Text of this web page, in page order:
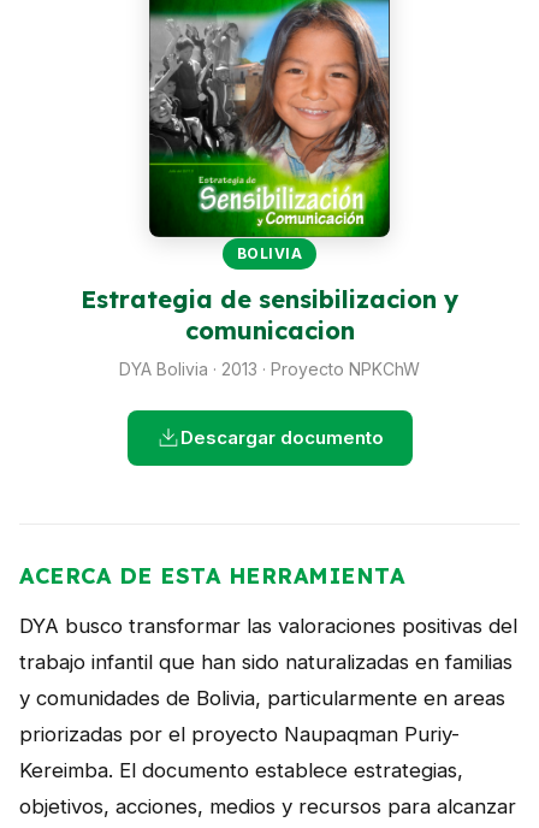
En Argentina
Caja de Herramientas
Transparencia
NOTICIAS
English
BOLIVIA
Estrategia de sensibilizacion y
comunicacion
DYA Bolivia · 2013 · Proyecto NPKChW
Descargar documento
ACERCA DE ESTA HERRAMIENTA
DYA busco transformar las valoraciones positivas del
trabajo infantil que han sido naturalizadas en familias
y comunidades de Bolivia, particularmente en areas
priorizadas por el proyecto Naupaqman Puriy-
Kereimba. El documento establece estrategias,
objetivos, acciones, medios y recursos para alcanzar